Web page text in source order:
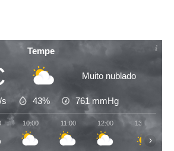
Tempe
Muito nublado
s 43% 761 mmHg
10:00 11:00 12:00 13:00
›